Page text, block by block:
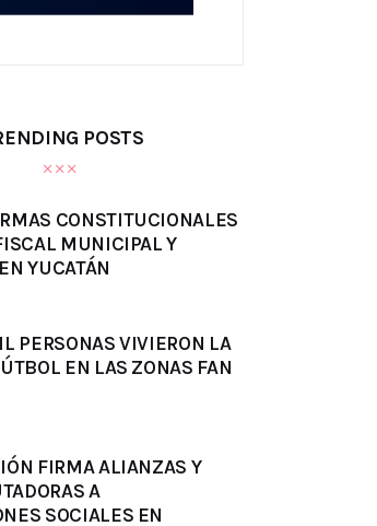
POSTS
CONSTITUCIONALES
MUNICIPAL Y
YUCATÁN
PERSONAS VIVIERON LA
EN LAS ZONAS FAN
FIRMA ALIANZAS Y
A
SOCIALES EN